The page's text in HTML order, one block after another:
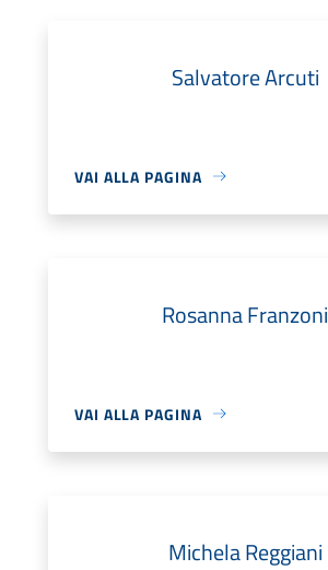
Salvatore Arcuti
VAI ALLA PAGINA
Rosanna Franzoni
VAI ALLA PAGINA
Michela Reggiani